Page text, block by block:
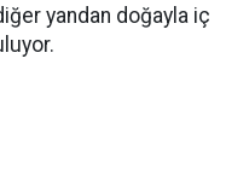
yandan doğayla iç